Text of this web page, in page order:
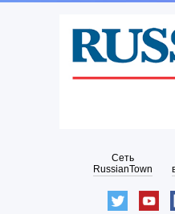
Сеть
RussianTown